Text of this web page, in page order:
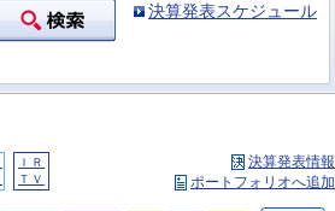
決算発表スケジュール
ＩＲ
ＴＶ
決算発表情報
ポートフォリオへ追加